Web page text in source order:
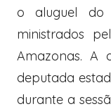
o aluguel do
ministrados
Amazonas. A
deputada
durante a